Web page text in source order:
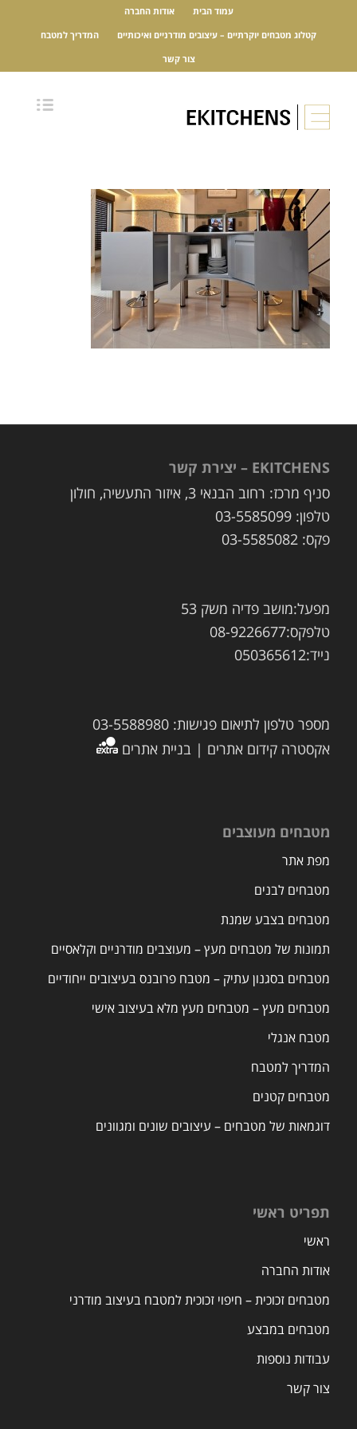
עמוד הבית אודות החברה
קטלוג מטבחים יוקרתיים – עיצובים מודרניים ואיכותיים המדריך למטבח
צור קשר
EKITCHENS – יצירת קשר
סניף מרכז: רחוב הבנאי 3, איזור התעשיה, חולון
טלפון: 03-5585099
פקס: 03-5585082
מפעל:מושב פדיה משק 53
טלפקס:08-9226677
נייד:050365612
מספר טלפון לתיאום פגישות: 03-5588980
אקסטרה קידום אתרים | בניית אתרים
מטבחים מעוצבים
מפת אתר
מטבחים לבנים
מטבחים בצבע שמנת
תמונות של מטבחים מעץ – מעוצבים מודרניים וקלאסיים
מטבחים בסגנון עתיק – מטבח פרובנס בעיצובים ייחודיים
מטבחים מעץ – מטבחים מעץ מלא בעיצוב אישי
מטבח אנגלי
המדריך למטבח
מטבחים קטנים
דוגמאות של מטבחים – עיצובים שונים ומגוונים
תפריט ראשי
ראשי
אודות החברה
מטבחים זכוכית – חיפוי זכוכית למטבח בעיצוב מודרני
מטבחים במבצע
עבודות נוספות
צור קשר